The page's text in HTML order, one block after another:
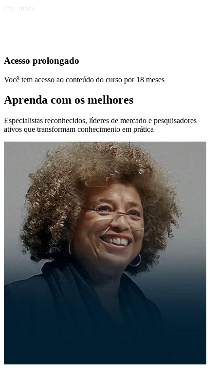
Acesso prolongado
Você tem acesso ao conteúdo do curso por 18 meses
Aprenda com os melhores
Especialistas reconhecidos, líderes de mercado e pesquisadores
ativos que transformam conhecimento em prática